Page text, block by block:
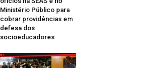
Ministério Público para
cobrar providências em
defesa dos
socioeducadores